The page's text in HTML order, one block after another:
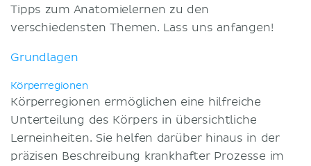
Tipps zum Anatomielernen zu den
verschiedensten Themen. Lass uns anfangen!
Grundlagen
Körperregionen
Körperregionen ermöglichen eine hilfreiche
Unterteilung des Körpers in übersichtliche
Lerneinheiten. Sie helfen darüber hinaus in der
präzisen Beschreibung krankhafter Prozesse im